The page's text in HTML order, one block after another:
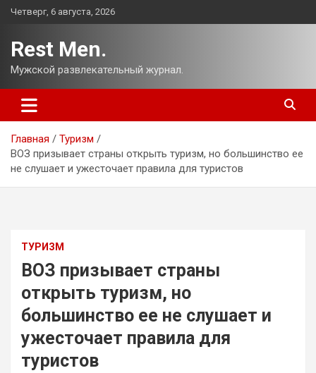
Перейти
Четверг, 6 августа, 2026
Rest Men.
Мужской развлекательный журнал.
Главная
Туризм
ВОЗ призывает страны открыть туризм, но большинство ее
не слушает и ужесточает правила для туристов
ТУРИЗМ
ВОЗ призывает страны
открыть туризм, но
большинство ее не слушает и
ужесточает правила для
туристов